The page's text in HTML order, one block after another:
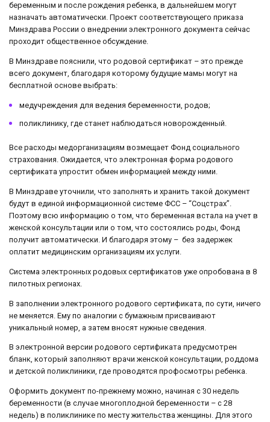
беременным и после рождения ребенка, в дальнейшем могут
назначать автоматически. Проект соответствующего приказа
Минздрава России о внедрении электронного документа сейчас
проходит общественное обсуждение.
В Минздраве пояснили, что родовой сертификат – это прежде
всего документ, благодаря которому будущие мамы могут на
бесплатной основе выбрать:
медучреждения для ведения беременности, родов;
поликлинику, где станет наблюдаться новорожденный.
Все расходы медорганизациям возмещает Фонд социального
страхования. Ожидается, что электронная форма родового
сертификата упростит обмен информацией между ними.
В Минздраве уточнили, что заполнять и хранить такой документ
будут в единой информационной системе ФСС – “Соцстрах”.
Поэтому всю информацию о том, что беременная встала на учет в
женской консультации или о том, что состоялись роды, Фонд
получит автоматически. И благодаря этому – без задержек
оплатит медицинским организациям их услуги.
Система электронных родовых сертификатов уже опробована в 8
пилотных регионах.
В заполнении электронного родового сертификата, по сути, ничего
не меняется. Ему по аналогии с бумажным присваивают
уникальный номер, а затем вносят нужные сведения.
В электронной версии родового сертификата предусмотрен
бланк, который заполняют врачи женской консультации, роддома
и детской поликлиники, где проводятся профосмотры ребенка.
Оформить документ по-прежнему можно, начиная с 30 недель
беременности (в случае многоплодной беременности – с 28
недель) в поликлинике по месту жительства женщины. Для этого